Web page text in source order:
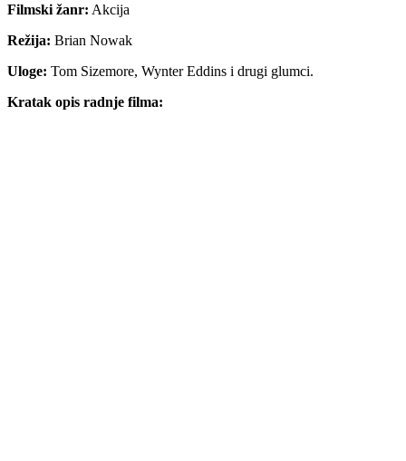
Filmski žanr: Akcija
Režija: Brian Nowak
Uloge: Tom Sizemore, Wynter Eddins i drugi glumci.
Kratak opis radnje filma: